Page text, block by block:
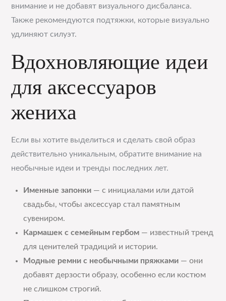
внимание и не добавят визуального дисбаланса.
Также рекомендуются подтяжки, которые визуально
удлиняют силуэт.
Вдохновляющие идеи
для аксессуаров
жениха
Если вы хотите выделиться и сделать свой образ
действительно уникальным, обратите внимание на
необычные идеи и тренды последних лет.
Именные запонки — с инициалами или датой
свадьбы, чтобы аксессуар стал памятным
сувениром.
Кармашек с семейным гербом — известный тренд
для ценителей традиций и истории.
Модные ремни с необычными пряжками — они
добавят дерзости образу, особенно если костюм
не слишком строгий.